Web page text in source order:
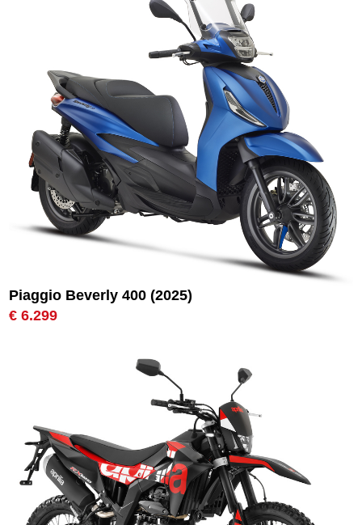
Piaggio Beverly 400 (2025)
€ 6.299